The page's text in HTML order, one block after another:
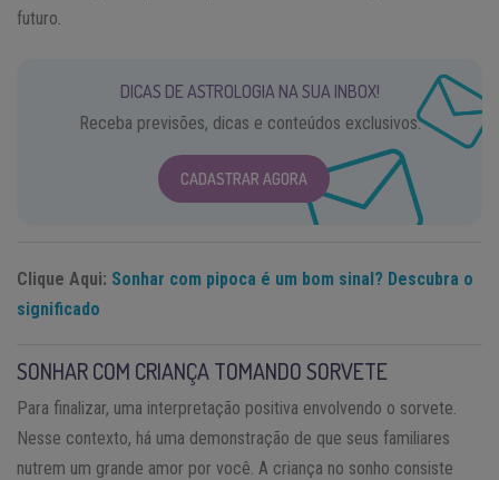
futuro.
DICAS DE ASTROLOGIA NA SUA INBOX!
Receba previsões, dicas e conteúdos exclusivos.
CADASTRAR AGORA
Clique Aqui: Sonhar com pipoca é um bom sinal? Descubra o
significado
SONHAR COM CRIANÇA TOMANDO SORVETE
Para finalizar, uma interpretação positiva envolvendo o sorvete.
Nesse contexto, há uma demonstração de que seus familiares
nutrem um grande amor por você. A criança no sonho consiste